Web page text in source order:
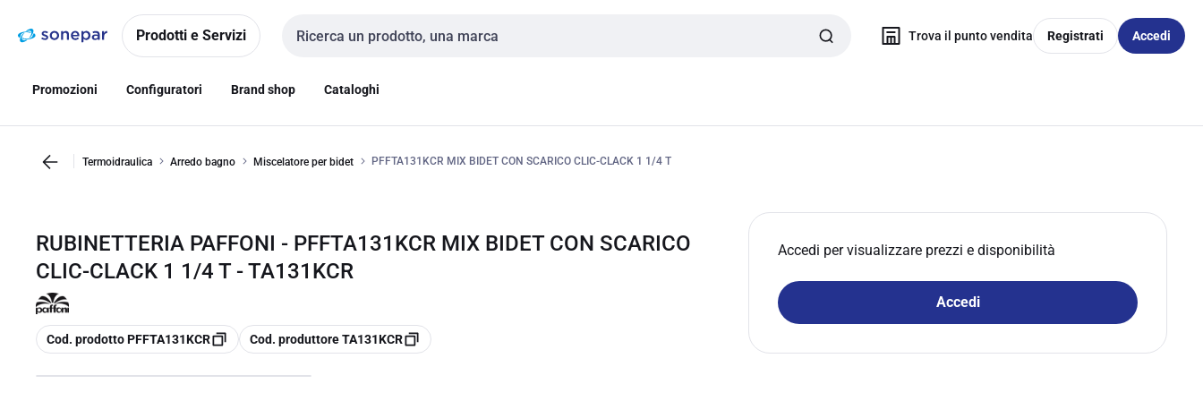
navigazionealla
Prodotti e Servizi
Cerca input
Trova il punto vendita Registrati Accedi
Promozioni Configuratori Brand shop Cataloghi
Termoidraulica Arredo bagno Miscelatore per bidet PFFTA131KCR MIX BIDET CON SCARICO CLIC-CLACK 1 1/4 T
RUBINETTERIA PAFFONI - PFFTA131KCR MIX BIDET CON SCARICO
CLIC-CLACK 1 1/4 T - TA131KCR
copia
Cod. prodotto PFFTA131KCR copia
Cod. produttore TA131KCR
Accedi per visualizzare prezzi e disponibilità
Accedi